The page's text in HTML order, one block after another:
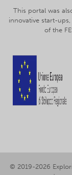
This portal was
innovative start-
of the
© 2019-2026